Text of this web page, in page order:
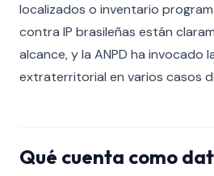
localizados o inventario
contra IP brasileñas están
alcance, y la ANPD ha invocado
extraterritorial en varios casos
Qué cuenta como